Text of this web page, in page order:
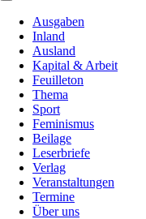
Ausgaben
Inland
Ausland
Kapital & Arbeit
Feuilleton
Thema
Sport
Feminismus
Beilage
Leserbriefe
Verlag
Veranstaltungen
Termine
Über uns